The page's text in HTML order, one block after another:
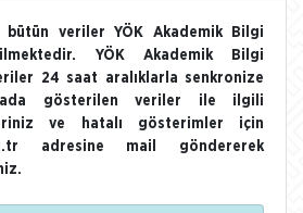
veriler YÖK Akademik Bilgi
YÖK Akademik Bilgi
24 saat aralıklarla senkronize
gösterilen veriler ile ilgili
ve hatalı gösterimler için
adresine mail göndererek